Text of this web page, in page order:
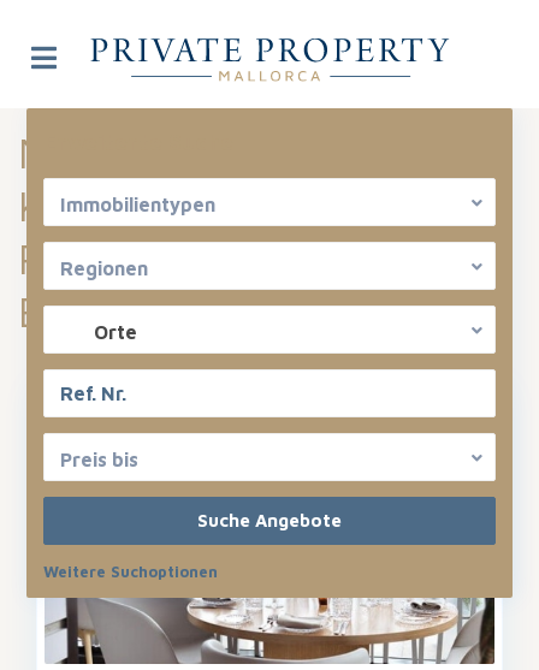
Immobilientypen
Regionen
Orte
Preis bis
Weitere Suchoptionen
Neues aus der
Kategorie:
Restaurant
Empfehlungen